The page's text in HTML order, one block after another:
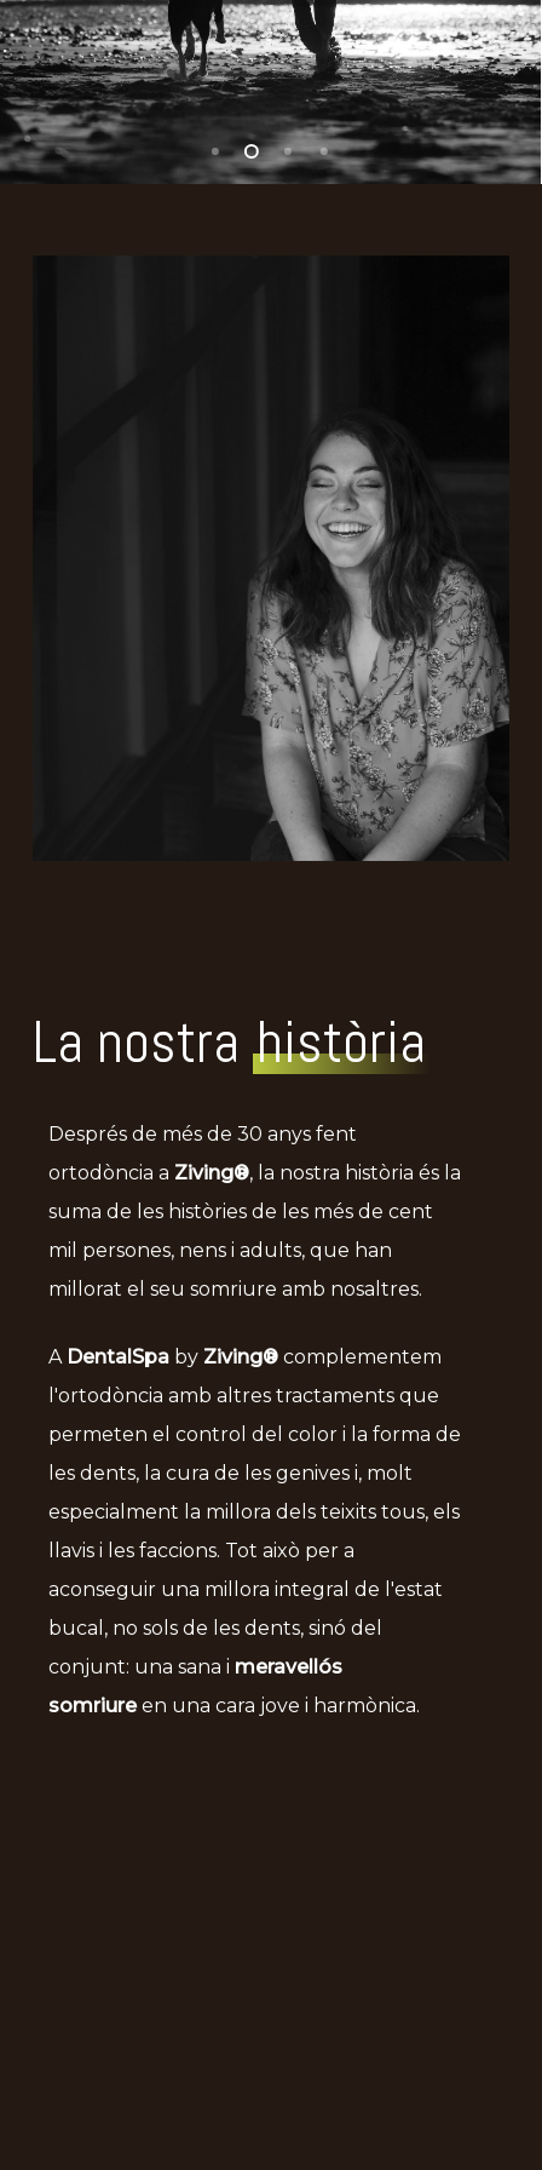
La nostra història
Després de més de 30 anys fent
ortodòncia a Ziving®, la nostra història és la
suma de les històries de les més de cent
mil persones, nens i adults, que han
millorat el seu somriure amb nosaltres.
A DentalSpa by Ziving® complementem
l'ortodòncia amb altres tractaments que
permeten el control del color i la forma de
les dents, la cura de les genives i, molt
especialment la millora dels teixits tous, els
llavis i les faccions. Tot això per a
aconseguir una millora integral de l'estat
bucal, no sols de les dents, sinó del
conjunt: una sana i meravellós
somriureen una cara jove i harmònica.